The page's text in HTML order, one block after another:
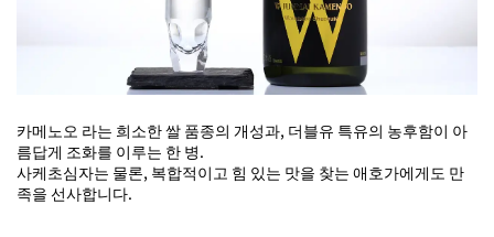
카메노오 라는 희소한 쌀 품종의 개성과, 더블유 특유의 농후함이 아
름답게 조화를 이루는 한 병.
사케초심자는 물론, 복합적이고 힘 있는 맛을 찾는 애호가에게도 만
족을 선사합니다.